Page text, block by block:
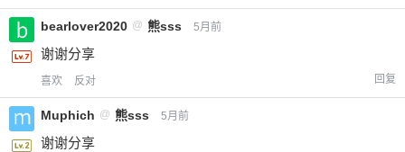
bearlover2020 @ 熊sss 5月前
谢谢分享
喜欢 反对 回复
Muphich @ 熊sss 5月前
谢谢分享